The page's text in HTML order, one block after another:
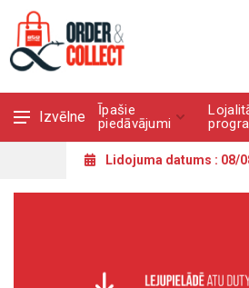
Izvēlne
Īpašie
piedāvājumi
Lidojuma datums : 08/